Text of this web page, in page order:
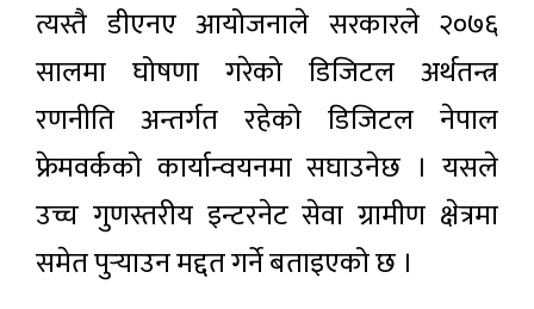
त्यस्तै डीएनए आयोजनाले सरकारले २०७६
सालमा घोषणा गरेको डिजिटल अर्थतन्त्र
रणनीति अन्तर्गत रहेको डिजिटल नेपाल
फ्रेमवर्कको कार्यान्वयनमा सघाउनेछ । यसले
उच्च गुणस्तरीय इन्टरनेट सेवा ग्रामीण क्षेत्रमा
समेत पुर्‍याउन मद्दत गर्ने बताइएको छ ।